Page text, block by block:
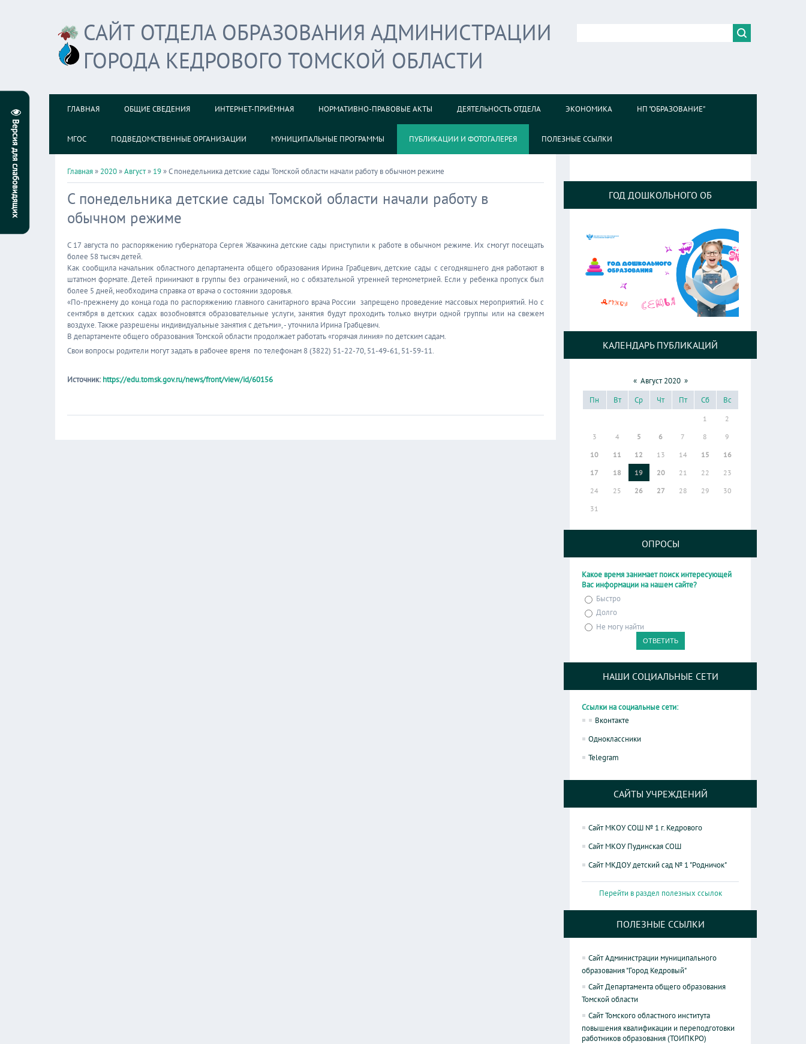
САЙТ ОТДЕЛА ОБРАЗОВАНИЯ АДМИНИСТРАЦИИ
ГОРОДА КЕДРОВОГО ТОМСКОЙ ОБЛАСТИ
ГЛАВНАЯ ОБЩИЕ СВЕДЕНИЯ ИНТЕРНЕТ-ПРИЁМНАЯ НОРМАТИВНО-ПРАВОВЫЕ АКТЫ ДЕЯТЕЛЬНОСТЬ ОТДЕЛА ЭКОНОМИКА НП "ОБРАЗОВАНИЕ"
МГОС ПОДВЕДОМСТВЕННЫЕ ОРГАНИЗАЦИИ МУНИЦИПАЛЬНЫЕ ПРОГРАММЫ ПУБЛИКАЦИИ И ФОТОГАЛЕРЕЯ ПОЛЕЗНЫЕ ССЫЛКИ
Главная» 2020»Август» 19» С понедельника детские сады Томской области начали работу в обычном режиме
С понедельника детские сады Томской области начали работу в
обычном режиме
С 17 августа по распоряжению губернатора Сергея Жвачкина детские сады приступили к работе в обычном режиме. Их смогут посещать
более 58 тысяч детей.
Как сообщила начальник областного департамента общего образования Ирина Грабцевич, детские сады с сегодняшнего дня работают в
штатном формате. Детей принимают в группы без ограничений, но с обязательной утренней термометрией. Если у ребенка пропуск был
более 5 дней, необходима справка от врача о состоянии здоровья.
«По-прежнему до конца года по распоряжению главного санитарного врача России запрещено проведение массовых мероприятий. Но с
сентября в детских садах возобновятся образовательные услуги, занятия будут проходить только внутри одной группы или на свежем
воздухе. Также разрешены индивидуальные занятия с детьми», - уточнила Ирина Грабцевич.
В департаменте общего образования Томской области продолжает работать «горячая линия» по детским садам.
Свои вопросы родители могут задать в рабочее время по телефонам 8 (3822) 51-22-70, 51-49-61, 51-59-11.
Источник: https://edu.tomsk.gov.ru/news/front/view/id/60156
ГОД ДОШКОЛЬНОГО ОБ
КАЛЕНДАРЬ ПУБЛИКАЦИЙ
« Август 2020 »
Пн
Вт Ср Чт Пт Сб Вс
1
2
3
4 5 6 7 8
9
10
11 12 13 14 15
16
17
18 19 20 21 22
23
24
25 26 27 28 29
30
31
ОПРОСЫ
Какое время занимает поиск интересующей
Вас информации на нашем сайте?
Быстро
Долго
Не могу найти
НАШИ СОЦИАЛЬНЫЕ СЕТИ
Ссылки на социальные сети:
Вконтакте
Одноклассники
Telegram
САЙТЫ УЧРЕЖДЕНИЙ
Сайт МКОУ СОШ № 1 г. Кедрового
Сайт МКОУ Пудинская СОШ
Сайт МКДОУ детский сад № 1 "Родничок"
Перейти в раздел полезных ссылок
ПОЛЕЗНЫЕ ССЫЛКИ
Сайт Администрации муниципального
образования "Город Кедровый"
Сайт Департамента общего образования
Томской области
Сайт Томского областного института
повышения квалификации и переподготовки
работников образования (ТОИПКРО)